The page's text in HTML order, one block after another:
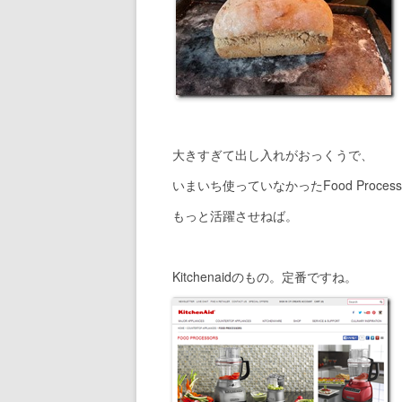
大きすぎて出し入れがおっくうで、
いまいち使っていなかったFood
もっと活躍させねば。
Kitchenaidのもの。定番ですね。